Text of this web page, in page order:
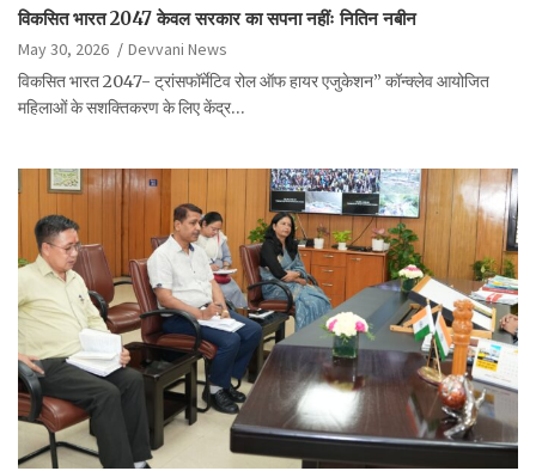
विकसित भारत 2047 केवल सरकार का सपना नहींः नितिन नबीन
May 30, 2026
Devvani News
विकसित भारत 2047- ट्रांसफॉर्मेटिव रोल ऑफ हायर एजुकेशन” कॉन्क्लेव आयोजित
महिलाओं के सशक्तिकरण के लिए केंद्र…